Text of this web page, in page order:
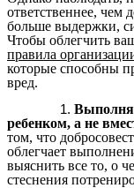
ответственнее, чем
больше выдержки,
Чтобы облегчить
правила
которые способны
вред.
ребенком, а не
том, что
облегчает
выяснить все то, о
стеснения